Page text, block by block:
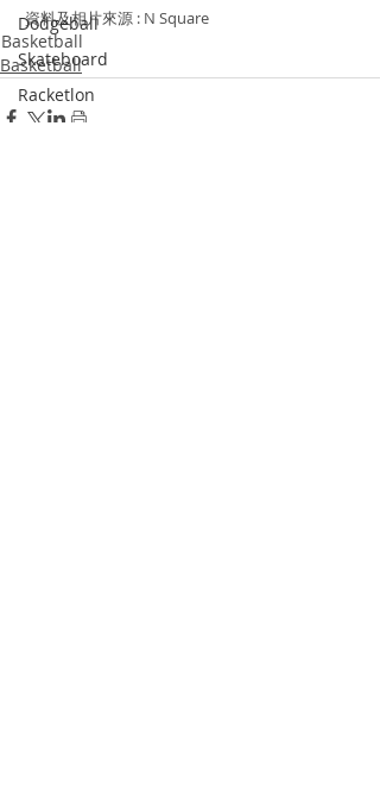
Dodgeball
Skateboard
Racketlon
Dance
資料及相片來源 : N Square
Basketball
Basketball